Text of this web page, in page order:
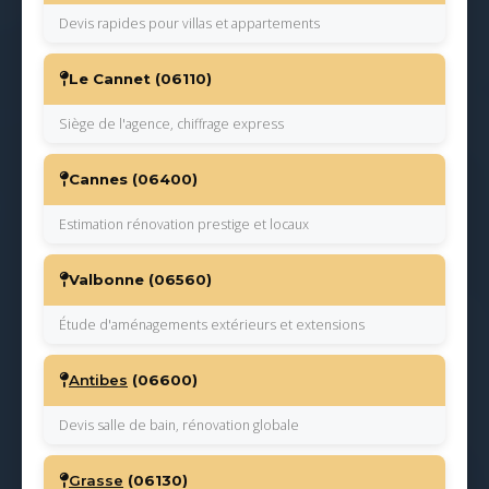
Devis rapides pour villas et appartements
Le Cannet (06110)
Siège de l'agence, chiffrage express
Cannes (06400)
Estimation rénovation prestige et locaux
Valbonne (06560)
Étude d'aménagements extérieurs et extensions
Antibes (06600)
Devis salle de bain, rénovation globale
Grasse (06130)